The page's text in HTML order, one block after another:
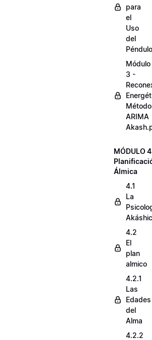
para
el
Uso
del
Péndulo
Módulo
3 -
Método
ARIMA
MÓDULO
Álmica
4.1
La
4.2
El
plan
almico
4.2.1
Las
Edades
del
Alma
4.2.2